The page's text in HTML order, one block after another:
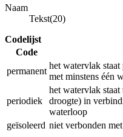
Naam
Tekst(20)
Codelijst
Code
permanent
het watervlak
met minstens één
periodiek
het watervlak
droogte) in
waterloop
geïsoleerd niet verbonden